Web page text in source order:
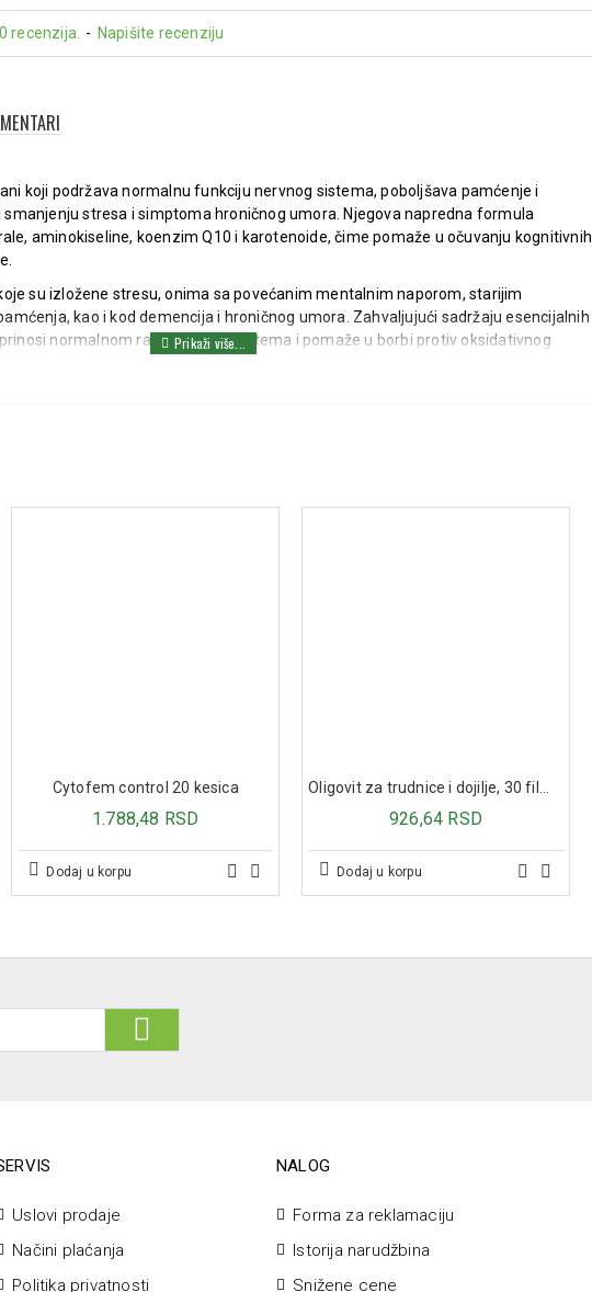
recenzija. - Napišite recenziju
koji podržava normalnu funkciju nervnog sistema, poboljšava pamćenje i
smanjenju stresa i simptoma hroničnog umora. Njegova napredna formula
aminokiseline, koenzim Q10 i karotenoide, čime pomaže u očuvanju kognitivnih
su izložene stresu, onima sa povećanim mentalnim naporom, starijim
kao i kod demencija i hroničnog umora. Zahvaljujući sadržaju esencijalnih
normalnom radu nervnog sistema i pomaže u borbi protiv oksidativnog
kiselina) – 400 mcg
kiselina) – 80 mg
– 1000 mcg
Cytofem control 20 kesica
1.788,48 RSD
Dodaj u korpu
926,64 RSD
Dodaj u korpu
Uslovi prodaje
Načini plaćanja
Politika privatnosti
NALOG
Forma za reklamaciju
Istorija narudžbina
Snižene cene